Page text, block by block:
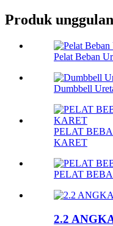
Produk unggulan
Pelat Beban
Dumbbell
PELAT
KARET
PELAT
2.2